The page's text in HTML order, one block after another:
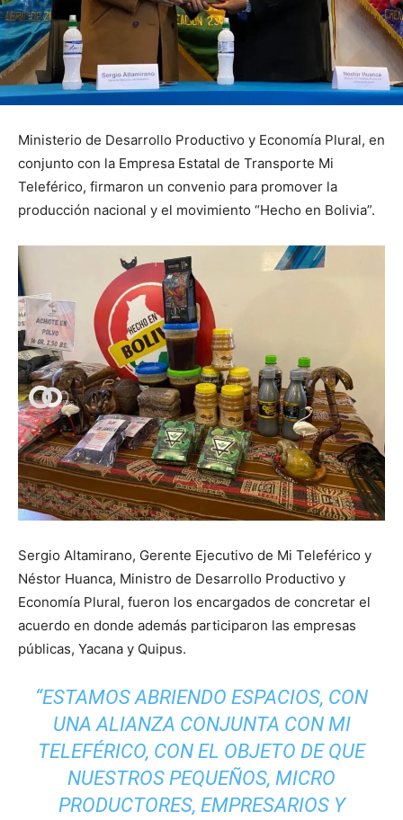
Ministerio de Desarrollo Productivo y Economía Plural, en
conjunto con la Empresa Estatal de Transporte Mi
Teleférico, firmaron un convenio para promover la
producción nacional y el movimiento “Hecho en Bolivia”.
Sergio Altamirano, Gerente Ejecutivo de Mi Teleférico y
Néstor Huanca, Ministro de Desarrollo Productivo y
Economía Plural, fueron los encargados de concretar el
acuerdo en donde además participaron las empresas
públicas, Yacana y Quipus.
“ESTAMOS ABRIENDO ESPACIOS, CON
UNA ALIANZA CONJUNTA CON MI
TELEFÉRICO, CON EL OBJETO DE QUE
NUESTROS PEQUEÑOS, MICRO
PRODUCTORES, EMPRESARIOS Y